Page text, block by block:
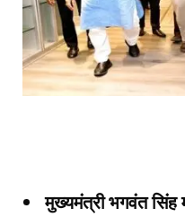
मुख्यमंत्री भगवंत